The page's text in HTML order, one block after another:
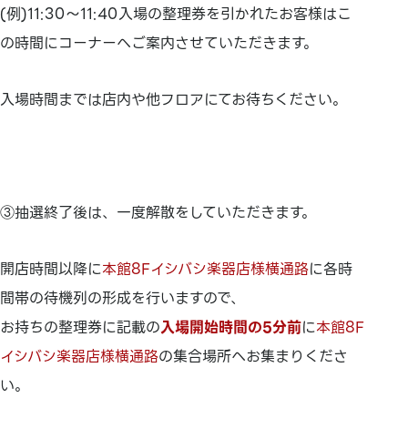
(例)11:30～11:40入場の整理券を引かれたお客様はこ
の時間にコーナーへご案内させていただきます。
入場時間までは店内や他フロアにてお待ちください。
③抽選終了後は、一度解散をしていただきます。
開店時間以降に本館8Fイシバシ楽器店様横通路に各時
間帯の待機列の形成を行いますので、
お持ちの整理券に記載の入場開始時間の5分前に本館8F
イシバシ楽器店様横通路の集合場所へお集まりくださ
い。